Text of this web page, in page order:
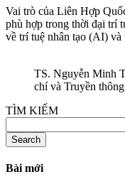
Vai trò của Liên Hợp
phù hợp trong thời đại trí
về trí tuệ nhân tạo (AI) và
TS. Nguyễn Minh
chí và Truyền thông
TÌM KIẾM
Search
Bài mới